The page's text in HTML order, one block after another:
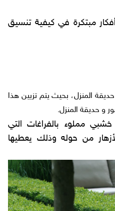
مبتكرة في كيفية تنسيق
المنزل، بحيث يتم تزيين هذا
و حديقة المنزل.
مملوء بالفراغات التي
من حوله وذلك يعطيها